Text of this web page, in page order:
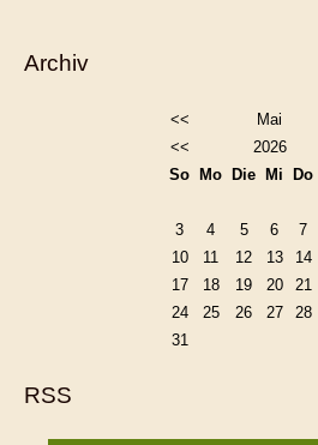
Archiv
<< Mai
<<
2026
So
Mo Die Mi Do
3
4 5 6 7
10
11 12 13 14
17
18 19 20 21
24
25 26 27 28
31
RSS